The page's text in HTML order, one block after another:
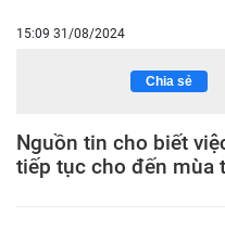
15:09 31/08/2024
Chia sẻ
Nguồn tin cho biết
tiếp tục cho đến mùa